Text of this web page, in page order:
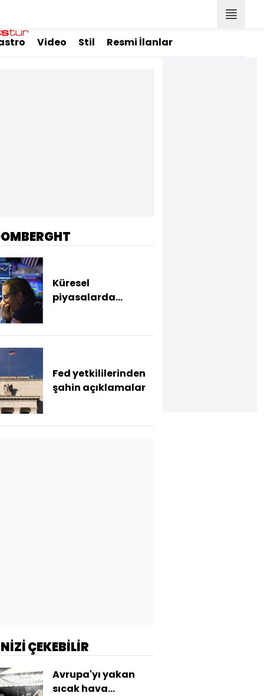
Video Stil Resmi İlanlar
Küresel
piyasalarda
Fed yetkililerinden
şahin açıklamalar
ÇEKEBİLİR
Avrupa'yı yakan
sıcak hava